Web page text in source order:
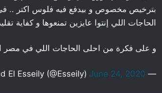
بترخيص مخصوص و بيدفع فيه فلوس اكتر ..
الحاجات اللي إنتوا عايزين تمنعوها و كفاية
و على فكرة من احلى الحاجات اللي في مصر
— Mahmoud El Esseily (@Esseily)
June 24, 2020